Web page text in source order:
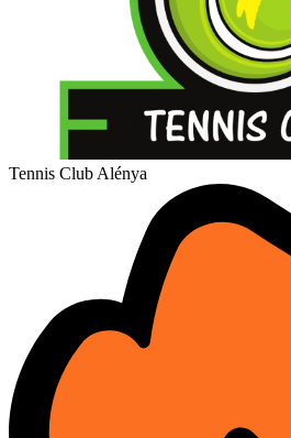
Tennis Club Alénya